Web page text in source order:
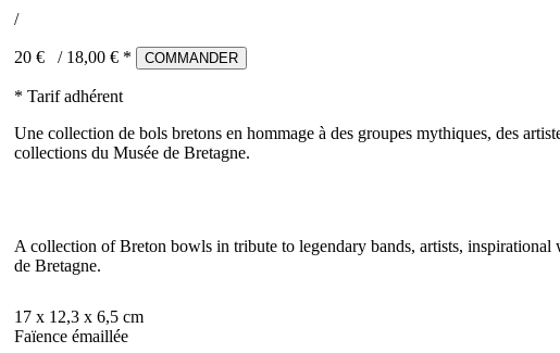
/
20 € / 18,00 € * COMMANDER
* Tarif adhérent
Une collection de bols bretons en hommage à des groupes mythiques, des
collections du Musée de Bretagne.
A collection of Breton bowls in tribute to legendary bands, artists,
de Bretagne.
17 x 12,3 x 6,5 cm
Faïence émaillée